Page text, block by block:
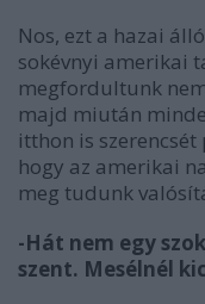
Nos, ezt a hazai
sokévnyi amerikai
megfordultunk
majd miután
itthon is
hogy az amerikai
meg tudunk
-Hát nem egy
szent. Mesélnél